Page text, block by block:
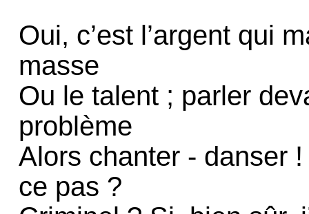
Oui, c’est l’argent qui
masse
Ou le talent ; parler
problème
Alors chanter - danser
ce pas ?